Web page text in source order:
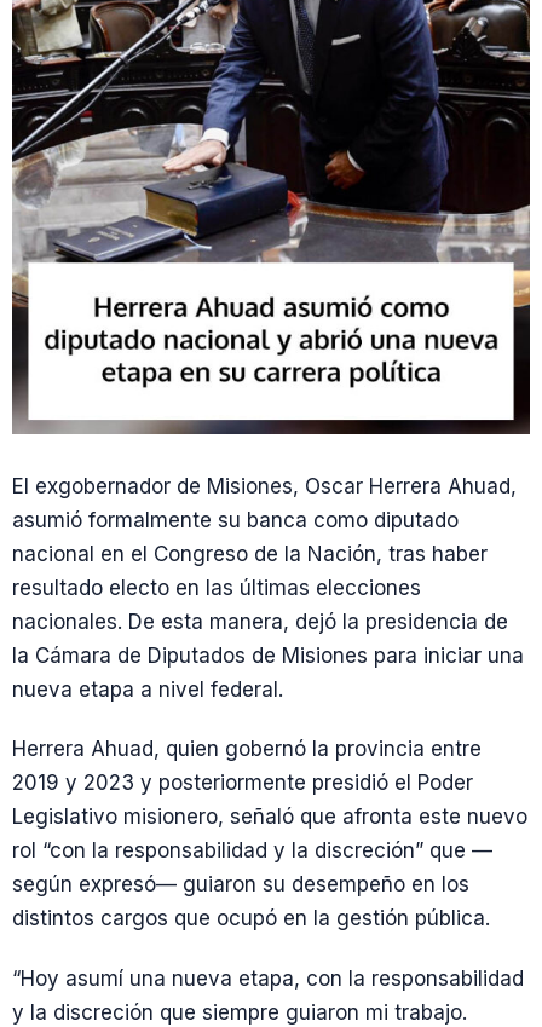
El exgobernador de Misiones, Oscar Herrera Ahuad,
asumió formalmente su banca como diputado
nacional en el Congreso de la Nación, tras haber
resultado electo en las últimas elecciones
nacionales. De esta manera, dejó la presidencia de
la Cámara de Diputados de Misiones para iniciar una
nueva etapa a nivel federal.
Herrera Ahuad, quien gobernó la provincia entre
2019 y 2023 y posteriormente presidió el Poder
Legislativo misionero, señaló que afronta este nuevo
rol “con la responsabilidad y la discreción” que —
según expresó— guiaron su desempeño en los
distintos cargos que ocupó en la gestión pública.
“Hoy asumí una nueva etapa, con la responsabilidad
y la discreción que siempre guiaron mi trabajo.